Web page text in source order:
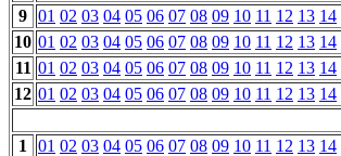
9 01 02 03 04 05 06 07 08 09 10 11 12 13 14
10 01 02 03 04 05 06 07 08 09 10 11 12 13 14
11 01 02 03 04 05 06 07 08 09 10 11 12 13 14
12 01 02 03 04 05 06 07 08 09 10 11 12 13 14
1
01 02 03 04 05 06 07 08 09 10 11 12 13 14